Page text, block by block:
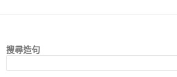
搜尋造句